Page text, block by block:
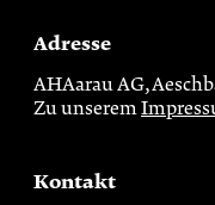
Adresse
AHAarau AG,
Zu unserem
Kontakt